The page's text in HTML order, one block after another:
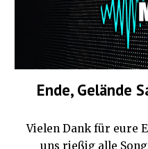
Ende, Gelände
Vielen Dank für eure
uns rießig alle